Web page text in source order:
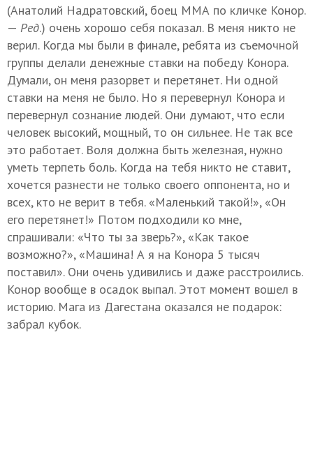
(Анатолий Надратовский, боец ММА по кличке Конор.
— Ред.) очень хорошо себя показал. В меня никто не
верил. Когда мы были в финале, ребята из съемочной
группы делали денежные ставки на победу Конора.
Думали, он меня разорвет и перетянет. Ни одной
ставки на меня не было. Но я перевернул Конора и
перевернул сознание людей. Они думают, что если
человек высокий, мощный, то он сильнее. Не так все
это работает. Воля должна быть железная, нужно
уметь терпеть боль. Когда на тебя никто не ставит,
хочется разнести не только своего оппонента, но и
всех, кто не верит в тебя. «Маленький такой!», «Он
его перетянет!» Потом подходили ко мне,
спрашивали: «Что ты за зверь?», «Как такое
возможно?», «Машина! А я на Конора 5 тысяч
поставил». Они очень удивились и даже расстроились.
Конор вообще в осадок выпал. Этот момент вошел в
историю. Мага из Дагестана оказался не подарок:
забрал кубок.